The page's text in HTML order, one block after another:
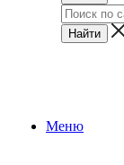
Меню